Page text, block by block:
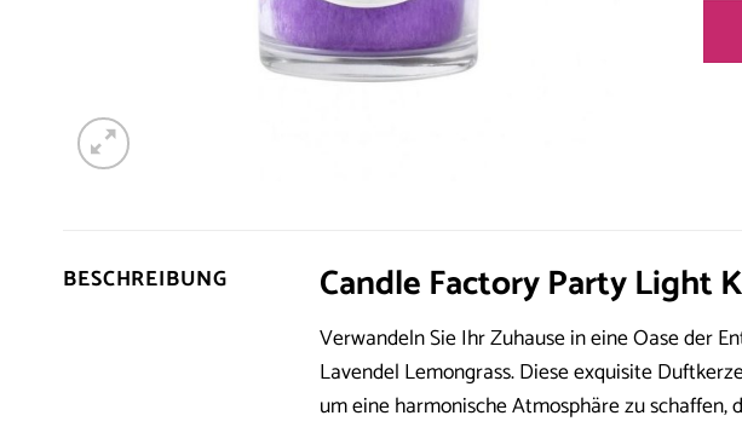
BESCHREIBUNG Candle Factory Party Light
Verwandeln Sie Ihr Zuhause in eine Oase der
Lavendel Lemongrass. Diese exquisite
um eine harmonische Atmosphäre zu